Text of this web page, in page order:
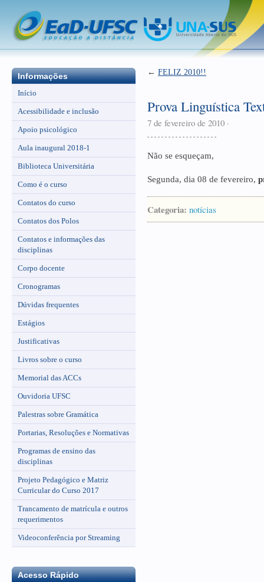
Informações
Início
Acessibilidade e inclusão
Apoio psicológico
Aula inaugural 2018-1
Biblioteca Universitária
Como é o curso
Contatos do curso
Contatos dos Polos
Contatos e informações das
disciplinas
Corpo docente
Cronogramas
Dúvidas frequentes
Estágios
Justificativas
Livros sobre o curso
Memorial das ACCs
Ouvidoria UFSC
Palestras sobre Gramática
Portarias, Resoluções e Normativas
Programas de ensino das
disciplinas
Projeto Pedagógico e Matriz
Curricular do Curso 2017
Trancamento de matrícula e outros
requerimentos
Videoconferência por Streaming
Acesso Rápido
← FELIZ 2010!!
Prova Linguística
7 de fevereiro de 2010 ·
Não se esqueçam,
Segunda, dia 08 de fevereiro,
Categoria: notícias